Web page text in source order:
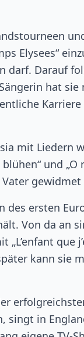
Elysees“
darf. Darauf
hat sie
mit Liedern
und
ersten
Von da an
que
kann sie
singt in